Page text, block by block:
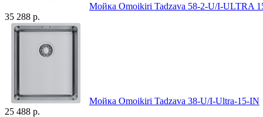
Мойка Omoikiri Tadzava 58-2-U/I-ULTRA
35 288 р.
Мойка Omoikiri Tadzava 38-U/I-Ultra-15-IN
25 488 р.